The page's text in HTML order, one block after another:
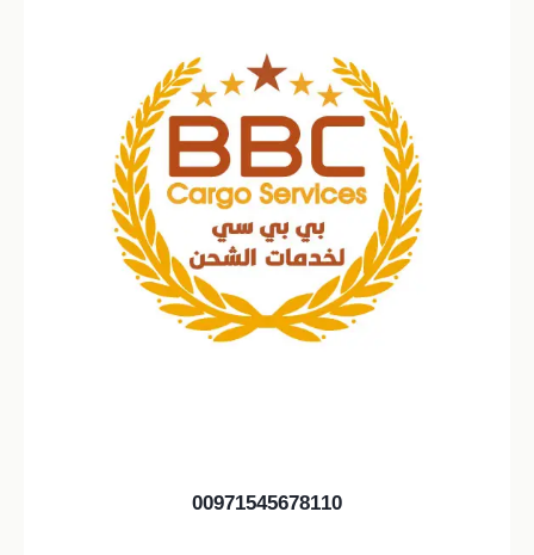
00971545678110